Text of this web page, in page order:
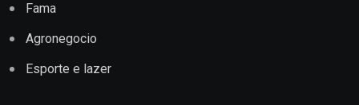
Fama
Agronegocio
Esporte e lazer